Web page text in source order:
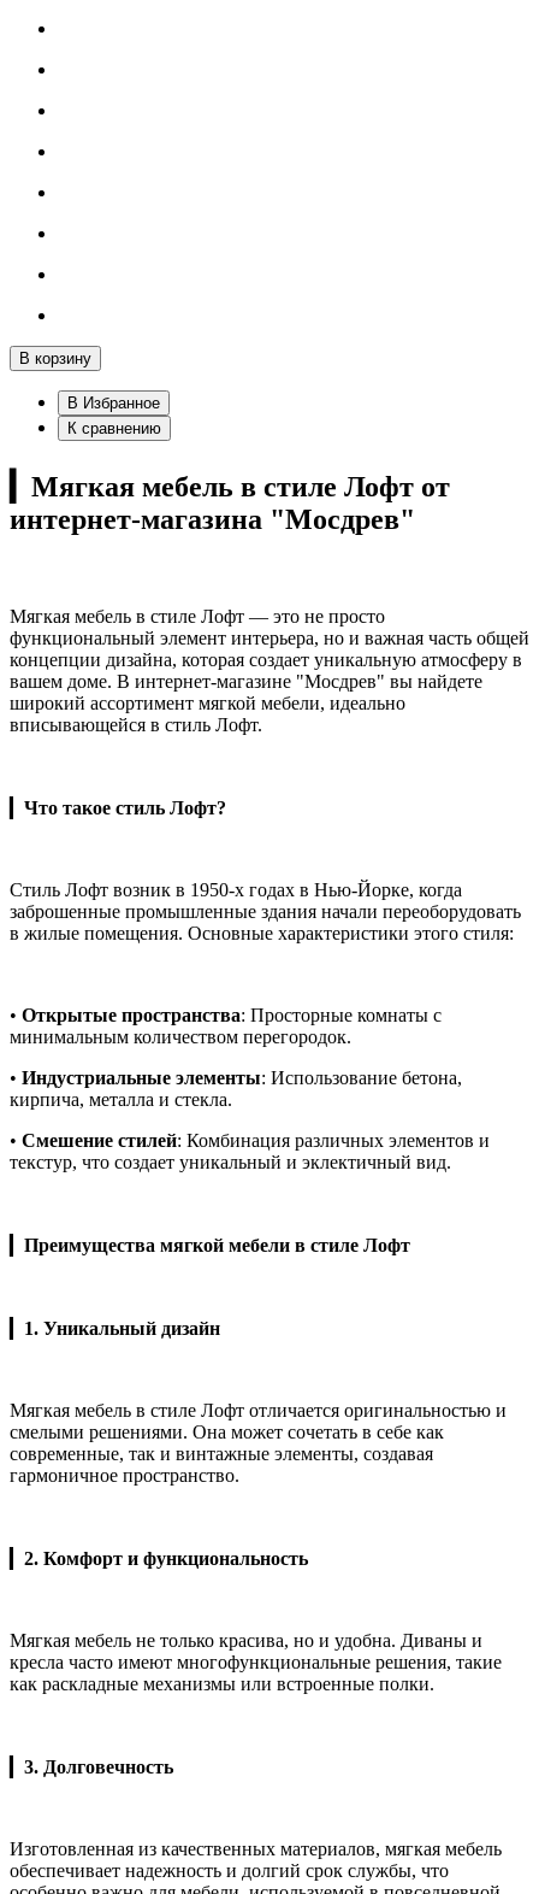
В корзину
В Избранное
К сравнению
Мягкая мебель в стиле Лофт от
интернет-магазина "Мосдрев"
Мягкая мебель в стиле Лофт — это не просто
функциональный элемент интерьера, но и важная часть общей
концепции дизайна, которая создает уникальную атмосферу в
вашем доме. В интернет-магазине "Мосдрев" вы найдете
широкий ассортимент мягкой мебели, идеально
вписывающейся в стиль Лофт.
Что такое стиль Лофт?
Стиль Лофт возник в 1950-х годах в Нью-Йорке, когда
заброшенные промышленные здания начали переоборудовать
в жилые помещения. Основные характеристики этого стиля:
• Открытые пространства: Просторные комнаты с
минимальным количеством перегородок.
• Индустриальные элементы: Использование бетона,
кирпича, металла и стекла.
• Смешение стилей: Комбинация различных элементов и
текстур, что создает уникальный и эклектичный вид.
Преимущества мягкой мебели в стиле Лофт
1. Уникальный дизайн
Мягкая мебель в стиле Лофт отличается оригинальностью и
смелыми решениями. Она может сочетать в себе как
современные, так и винтажные элементы, создавая
гармоничное пространство.
2. Комфорт и функциональность
Мягкая мебель не только красива, но и удобна. Диваны и
кресла часто имеют многофункциональные решения, такие
как раскладные механизмы или встроенные полки.
3. Долговечность
Изготовленная из качественных материалов, мягкая мебель
обеспечивает надежность и долгий срок службы, что